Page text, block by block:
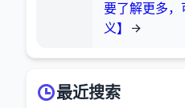
要了解更多，
义】
最近搜索